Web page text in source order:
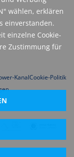
wählen, erklären
einverstanden.
einzelne Cookie-
Zustimmung für
KanalCookie-Politik